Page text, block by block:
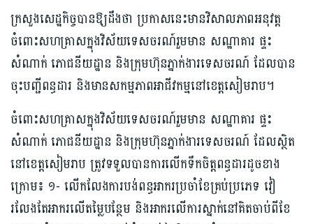
ក្រសួងសេដ្ឋកិច្ចបានឱ្យដឹងថា ប្រកាសនេះមានវិសាលភាពអនុវត្ត
ចំពោះសហគ្រាសក្នុងវិស័យទេសចរណ៍រួមមាន សណ្ឋាគារ ផ្ទះ
សំណាក់ ភោជនីយដ្ឋាន និងក្រុមហ៊ុនភ្នាក់ងារទេសចរណ៍ ដែលបាន
ចុះបញ្ជីពន្ធដារ និងមានសកម្មភាពអាជីវកម្មនៅខេត្តសៀមរាប។
ចំពោះសហគ្រាសក្នុងវិស័យទេសចរណ៍រួមមាន សណ្ឋាគារ ផ្ទះ
សំណាក់ ភោជនីយដ្ឋាន និងក្រុមហ៊ុនភ្នាក់ងារទេសចរណ៍ ដែលស្ថិត
នៅខេត្តសៀមរាប ត្រូវទទួលបានការលើកទឹកចិត្តពន្ធដារដូចខាង
ក្រោម៖ ១- លើកលែងការបង់ពន្ធអាករប្រចាំខែគ្រប់ប្រភេទ វៀ
រលែងតែអាករលើតម្លៃបន្ថែម និងអាករលើការស្នាក់នៅគិតចាប់ពីខែ